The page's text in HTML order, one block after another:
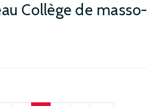
Collège de masso-